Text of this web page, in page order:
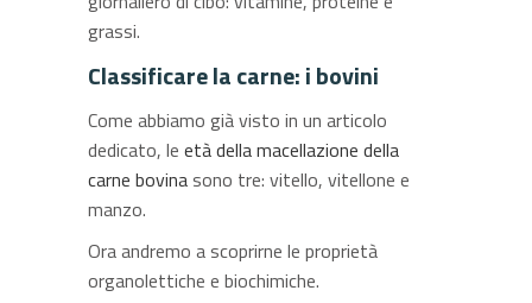
grassi.
Classificare la carne: i bovini
Come abbiamo già visto in un articolo
dedicato, le età della macellazione della
carne bovinasono tre: vitello, vitellone e
manzo.
Ora andremo a scoprirne le proprietà
organolettiche e biochimiche.